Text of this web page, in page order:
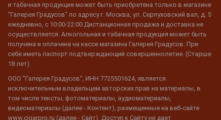
и табачная продукция может быть приобретена только в магазине
"Галерея Градусов" по адресу г. Москва, ул. Серпуховский вал, д. 5
ежедневно, с 10:00-22:00 Дистанционная продажа и доставка не
осуществляется. Алкогольная и табачная продукция может быть
получена и оплачена на кассе магазина Галерея Градусов. При
себе иметь паспорт подтверждающий совершеннолетие. (Старше
18 лет)
ООО "Галерея Градусов", ИНН 7725501624, является
исключительным владельцем авторских прав на материалы, в
том числе тексты, фотоматериалы, аудиоматериалы,
видеоматериалы (далее - Контент), размещенные на веб-сайте
www.cigarpro.ru (далее - Сайт). Доступ к Сайту не дает